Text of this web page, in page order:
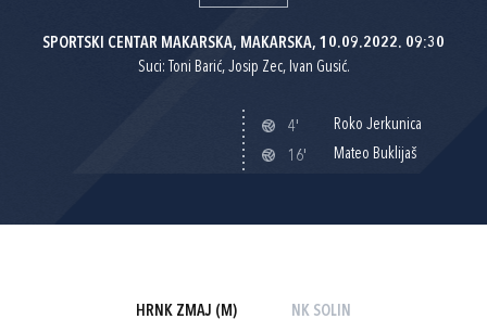
SPORTSKI CENTAR MAKARSKA, MAKARSKA, 10.09.2022. 09:30
Suci: Toni Barić, Josip Zec, Ivan Gusić.
4'
Roko Jerkunica
16'
Mateo Buklijaš
HRNK ZMAJ (M) NK SOLIN